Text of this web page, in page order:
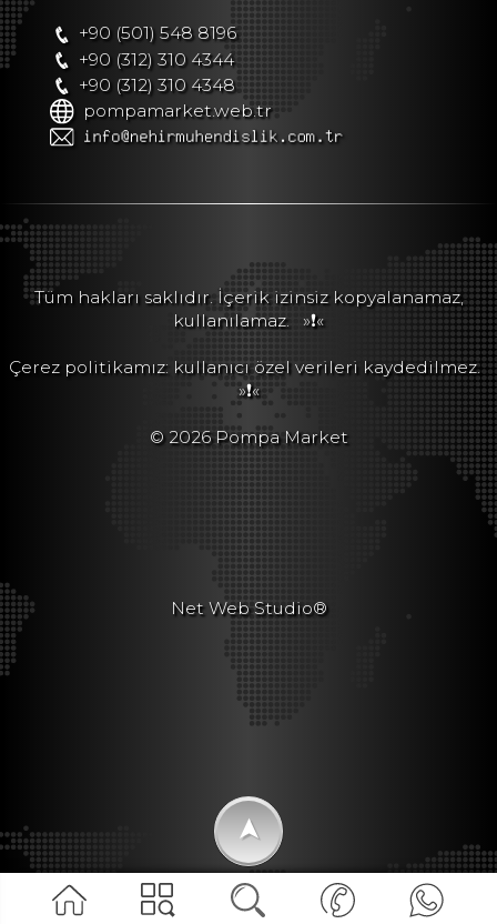
+90 (501) 548 8196
+90 (312) 310 4344
+90 (312) 310 4348
pompamarket.web.tr
Tüm hakları saklıdır. İçerik izinsiz kopyalanamaz,
kullanılamaz.
»❗«
Çerez politikamız: kullanıcı özel verileri kaydedilmez.
»❗«
© 2026 Pompa Market
Net Web Studio®
➤